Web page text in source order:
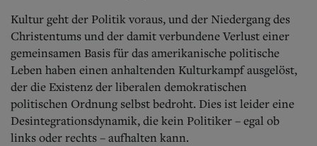
Kultur geht der Politik voraus, und der Niedergang des
Christentums und der damit verbundene Verlust einer
gemeinsamen Basis für das amerikanische politische
Leben haben einen anhaltenden Kulturkampf ausgelöst,
der die Existenz der liberalen demokratischen
politischen Ordnung selbst bedroht. Dies ist leider eine
Desintegrationsdynamik, die kein Politiker – egal ob
links oder rechts – aufhalten kann.